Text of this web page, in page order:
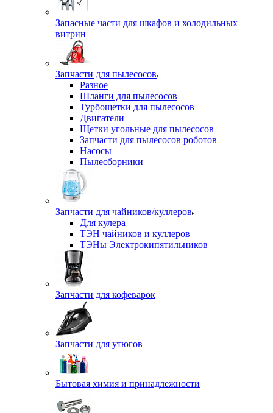
Запасные части для шкафов и холодильных
витрин
Запчасти для пылесосов
Разное
Шланги для пылесосов
Турбощетки для пылесосов
Двигатели
Щетки угольные для пылесосов
Запчасти для пылесосов роботов
Насосы
Пылесборники
Запчасти для чайников/куллеров
Для кулера
ТЭН чайников и куллеров
ТЭНы Электрокипятильников
Запчасти для кофеварок
Запчасти для утюгов
Бытовая химия и принадлежности